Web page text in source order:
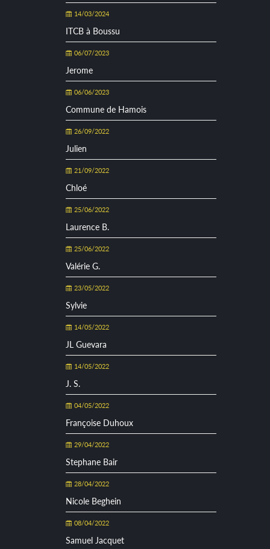
14/03/2024
ITCB à Boussu
06/07/2023
Jerome
06/06/2023
Commune de Hamois
26/09/2022
Julien
21/09/2022
Chloé
25/06/2022
Laurence B.
25/06/2022
Valérie G.
23/05/2022
Sylvie
14/05/2022
JL Guevara
14/05/2022
J. S.
04/05/2022
Françoise Duhoux
29/04/2022
Stephane Bair
28/04/2022
Nicole Beghein
08/04/2022
Samuel Jacquet